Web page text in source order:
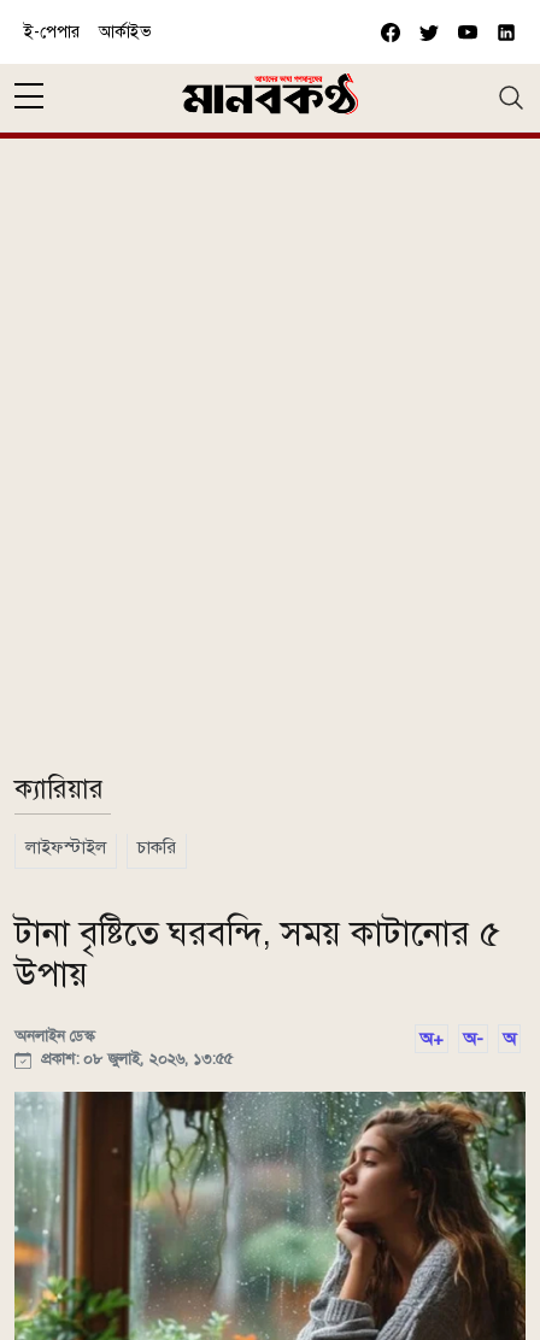
ই-পেপার আর্কাইভ
ক্যারিয়ার
লাইফস্টাইল চাকরি
টানা বৃষ্টিতে ঘরবন্দি, সময় কাটানোর ৫
উপায়
অনলাইন ডেস্ক
প্রকাশ: ০৮ জুলাই, ২০২৬, ১৩:৫৫
অ+ অ- অ